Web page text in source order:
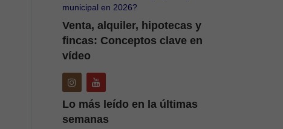
municipal en 2026?
Venta, alquiler, hipotecas y
fincas: Conceptos clave en
vídeo
Lo más leído en la últimas
semanas